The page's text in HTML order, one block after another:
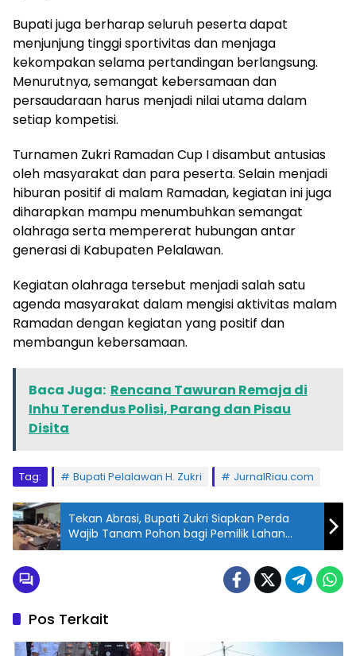
Bupati juga berharap seluruh peserta dapat
menjunjung tinggi sportivitas dan menjaga
kekompakan selama pertandingan berlangsung.
Menurutnya, semangat kebersamaan dan
persaudaraan harus menjadi nilai utama dalam
setiap kompetisi.
Turnamen Zukri Ramadan Cup I disambut antusias
oleh masyarakat dan para peserta. Selain menjadi
hiburan positif di malam Ramadan, kegiatan ini juga
diharapkan mampu menumbuhkan semangat
olahraga serta mempererat hubungan antar
generasi di Kabupaten Pelalawan.
Kegiatan olahraga tersebut menjadi salah satu
agenda masyarakat dalam mengisi aktivitas malam
Ramadan dengan kegiatan yang positif dan
membangun kebersamaan.
Baca Juga: Rencana Tawuran Remaja di
Inhu Terendus Polisi, Parang dan Pisau
Disita
Tag: Bupati Pelalawan H. Zukri JurnalRiau.com
Tekan Abrasi, Bupati Zukri Siapkan Perda
Wajib Tanam Pohon bagi Pemilik Lahan
Sawit di Pinggir Sungai
Pos Terkait